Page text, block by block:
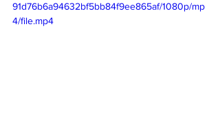
91d76b6a94632bf5bb84f9ee865af/1080p/mp
4/file.mp4